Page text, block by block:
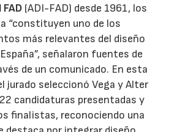
(ADI-FAD) desde 1961, los
“constituyen uno de los
más relevantes del diseño
señalaron fuentes de
de un comunicado. En esta
jurado seleccionó Vega y Alter
candidaturas presentadas y
finalistas, reconociendo una